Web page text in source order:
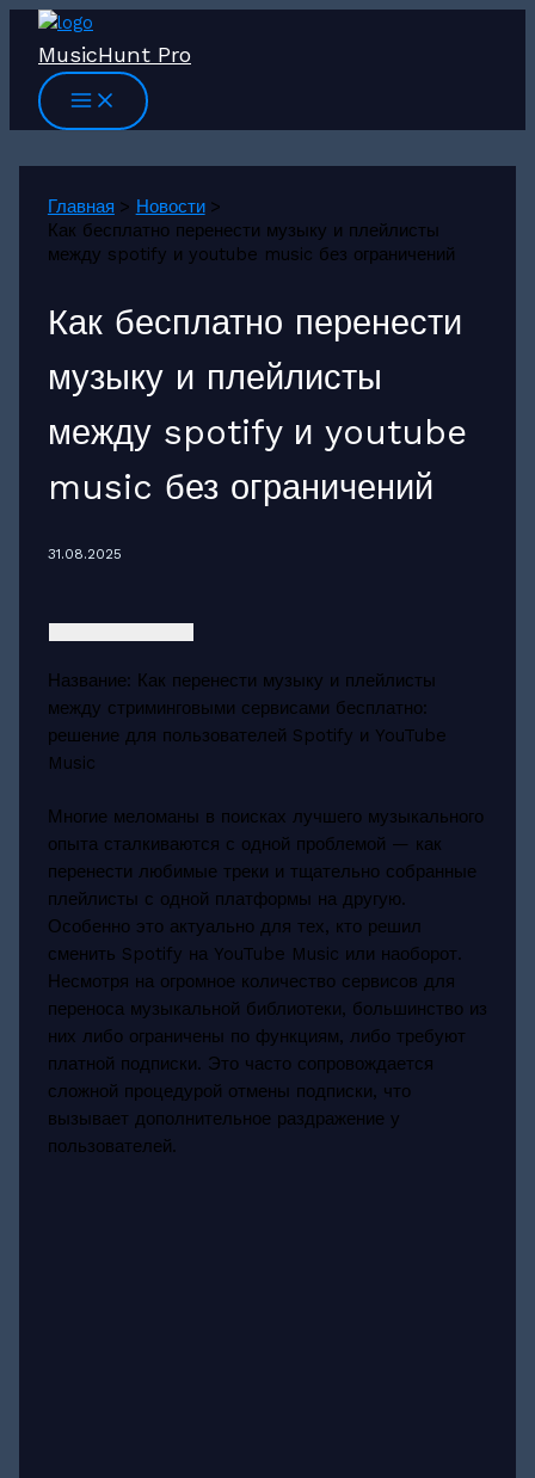
Перейти
содержимому
MusicHunt Pro
Главная
Новости
Как бесплатно перенести музыку и плейлисты
между spotify и youtube music без ограничений
Как бесплатно перенести
музыку и плейлисты
между spotify и youtube
music без ограничений
31.08.2025
Название: Как перенести музыку и плейлисты
между стриминговыми сервисами бесплатно:
решение для пользователей Spotify и YouTube
Music
Многие меломаны в поисках лучшего музыкального
опыта сталкиваются с одной проблемой — как
перенести любимые треки и тщательно собранные
плейлисты с одной платформы на другую.
Особенно это актуально для тех, кто решил
сменить Spotify на YouTube Music или наоборот.
Несмотря на огромное количество сервисов для
переноса музыкальной библиотеки, большинство из
них либо ограничены по функциям, либо требуют
платной подписки. Это часто сопровождается
сложной процедурой отмены подписки, что
вызывает дополнительное раздражение у
пользователей.